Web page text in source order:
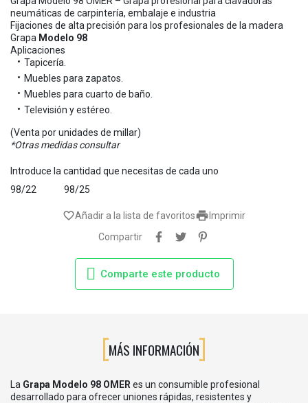
neumáticas de carpintería, embalaje e industria
Fijaciones de alta precisión para los profesionales de la madera
Grapa Modelo 98
Aplicaciones
Tapicería.
Muebles para zapatos.
Muebles para cuarto de baño.
Televisión y estéreo.
(Venta por unidades de millar)
*Otras medidas consultar
Introduce la cantidad que necesitas de cada uno
98/22
98/25
 Imprimir
favorite_borderAñadir a la lista de favoritos
Compartir
Comparte este producto
MÁS INFORMACIÓN
La Grapa Modelo 98 OMER es un consumible profesional
desarrollado para ofrecer uniones rápidas, resistentes y